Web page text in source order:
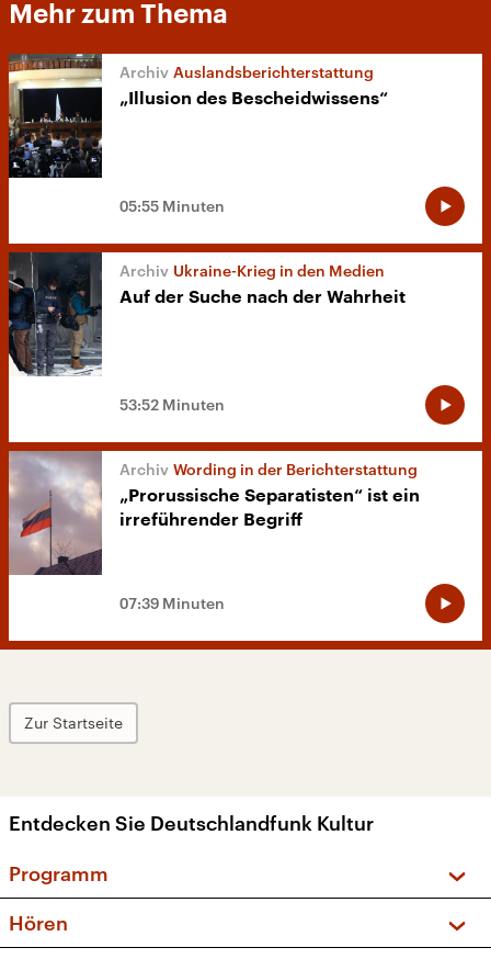
Mehr zum Thema
Auslandsberichterstattung
„Illusion des Bescheidwissens“
05:55 Minuten
Ukraine-Krieg in den Medien
Auf der Suche nach der Wahrheit
53:52 Minuten
Wording in der Berichterstattung
„Prorussische Separatisten“ ist ein
irreführender Begriff
07:39 Minuten
Zur Startseite
Entdecken Sie Deutschlandfunk Kultur
Programm
Sendungen und Podcasts
Hören